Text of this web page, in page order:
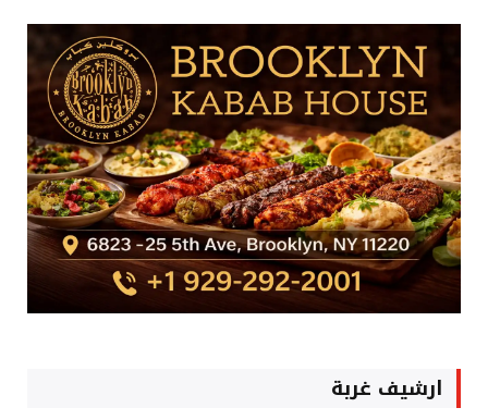
ارشيف غربة